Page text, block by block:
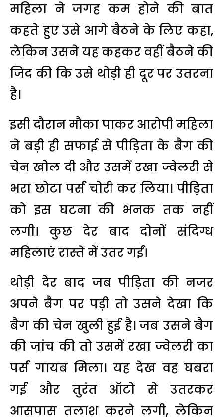
महिला ने जगह कम होने की बात
कहते हुए उसे आगे बैठने के लिए कहा,
लेकिन उसने यह कहकर वहीं बैठने की
जिद की कि उसे थोड़ी ही दूर पर उतरना
है।
इसी दौरान मौका पाकर आरोपी महिला
ने बड़ी ही सफाई से पीड़िता के बैग की
चेन खोल दी और उसमें रखा ज्वेलरी से
भरा छोटा पर्स चोरी कर लिया। पीड़िता
को इस घटना की भनक तक नहीं
लगी। कुछ देर बाद दोनों संदिग्ध
महिलाएं रास्ते में उतर गईं।
थोड़ी देर बाद जब पीड़िता की नजर
अपने बैग पर पड़ी तो उसने देखा कि
बैग की चेन खुली हुई है। जब उसने बैग
की जांच की तो उसमें रखा ज्वेलरी का
पर्स गायब मिला। यह देख वह घबरा
गई और तुरंत ऑटो से उतरकर
आसपास तलाश करने लगी, लेकिन